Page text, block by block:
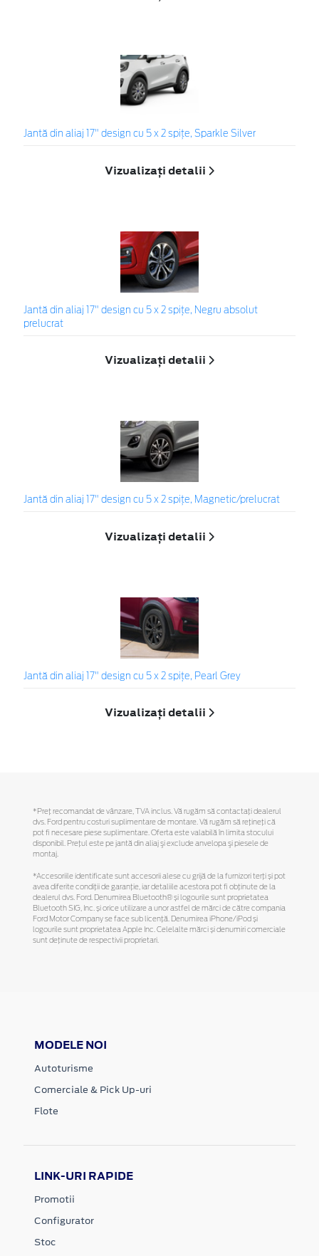
Jantă din aliaj 17" design cu 5 x 2 spiţe, Sparkle Silver
Vizualizați detalii
Jantă din aliaj 17" design cu 5 x 2 spițe, Negru absolut
prelucrat
Vizualizați detalii
Jantă din aliaj 17" design cu 5 x 2 spițe, Magnetic/prelucrat
Vizualizați detalii
Jantă din aliaj 17" design cu 5 x 2 spiţe, Pearl Grey
Vizualizați detalii
*Preţ recomandat de vânzare, TVA inclus. Vă rugăm să contactaţi dealerul
dvs. Ford pentru costuri suplimentare de montare. Vă rugăm să reţineţi că
pot fi necesare piese suplimentare. Oferta este valabilă în limita stocului
disponibil. Preţul este pe jantă din aliaj şi exclude anvelopa şi piesele de
montaj.
*Accesoriile identificate sunt accesorii alese cu grijă de la furnizori terți și pot
avea diferite condiții de garanție, iar detaliile acestora pot fi obținute de la
dealerul dvs. Ford. Denumirea Bluetooth® și logourile sunt proprietatea
Bluetooth SIG, Inc. și orice utilizare a unor astfel de mărci de către compania
Ford Motor Company se face sub licență. Denumirea iPhone/iPod și
logourile sunt proprietatea Apple Inc. Celelalte mărci și denumiri comerciale
sunt deținute de respectivii proprietari.
MODELE NOI
Autoturisme
Comerciale & Pick Up-uri
Flote
LINK-URI RAPIDE
Promotii
Configurator
Stoc